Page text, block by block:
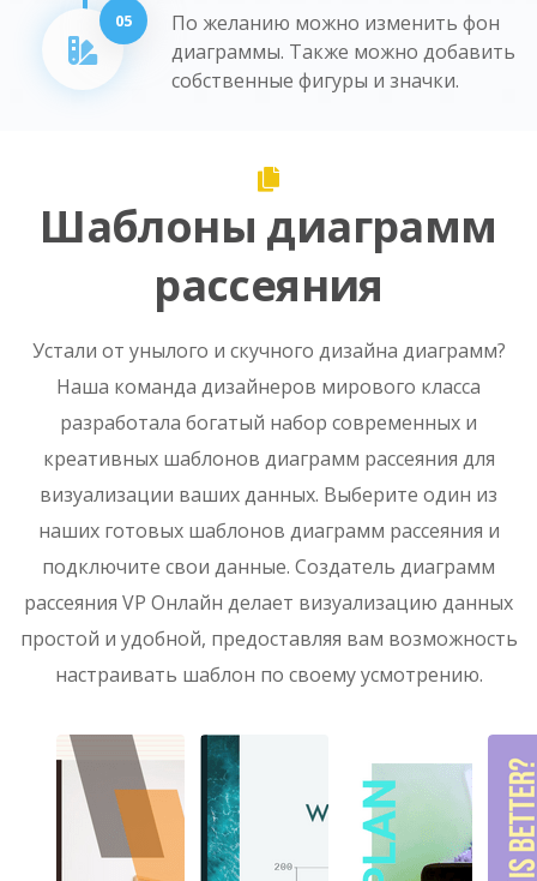
05
По желанию можно изменить фон
диаграммы. Также можно добавить
собственные фигуры и значки.
Шаблоны диаграмм
рассеяния
Устали от унылого и скучного дизайна диаграмм?
Наша команда дизайнеров мирового класса
разработала богатый набор современных и
креативных шаблонов диаграмм рассеяния для
визуализации ваших данных. Выберите один из
наших готовых шаблонов диаграмм рассеяния и
подключите свои данные. Создатель диаграмм
рассеяния VP Онлайн делает визуализацию данных
простой и удобной, предоставляя вам возможность
настраивать шаблон по своему усмотрению.